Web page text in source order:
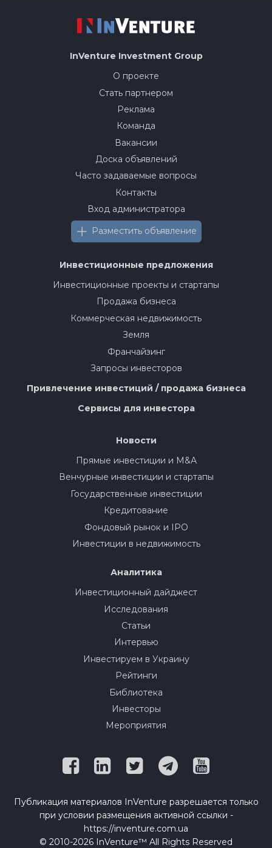
InVenture Investment Group
О проекте
Стать партнером
Реклама
Команда
Вакансии
Доска объявлений
Часто задаваемые вопросы
Контакты
Вход администратора
Разместить объявление
Инвестиционные предложения
Инвестиционные проекты и стартапы
Продажа бизнеса
Коммерческая недвижимость
Земля
Франчайзинг
Запросы инвесторов
Привлечение инвестиций / продажа бизнеса
Сервисы для инвестора
Новости
Прямые инвестиции и M&A
Венчурные инвестиции и стартапы
Государственные инвестиции
Кредитование
Фондовый рынок и IPO
Инвестиции в недвижимость
Аналитика
Инвестиционный дайджест
Исследования
Статьи
Интервью
Инвестируем в Украину
Рейтинги
Библиотека
Инвесторы
Мероприятия
Публикация материалов InVenture разрешается только
при условии размещения активной ссылки -
https://inventure.com.ua
© 2010-2026 InVenture™ All Rights Reserved